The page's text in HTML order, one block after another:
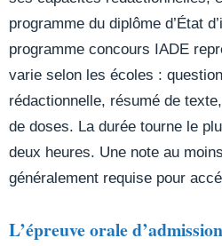
programme du diplôme d’État
programme concours IADE
varie selon les écoles :
rédactionnelle, résumé de
de doses. La durée tourne le
deux heures. Une note au
généralement requise pour
L’épreuve orale d’admission